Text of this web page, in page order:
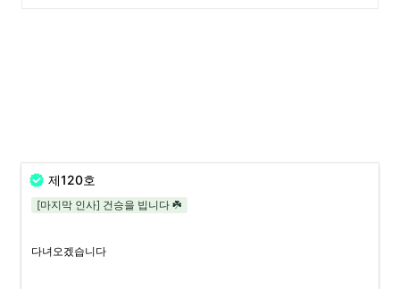
제120호
[마지막 인사] 건승을 빕니다 ☘️
다녀오겠습니다